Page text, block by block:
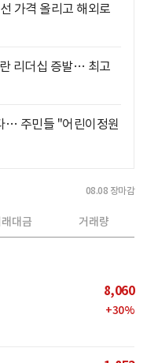
가격 올리고 해외로
리더십 증발… 최고
… 주민들 "어린이정원
08.08 장마감
대금 거래량
8,060
+30%